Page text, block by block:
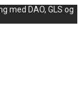
med DAO, GLS og